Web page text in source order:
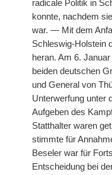
radicale Politik in
konnte, nachdem
war. — Mit dem
Schleswig-Holstein
heran. Am 6.
beiden deutschen
und General von
Unterwerfung unter
Aufgeben des
Statthalter waren
stimmte für
Beseler war für
Entscheidung bei